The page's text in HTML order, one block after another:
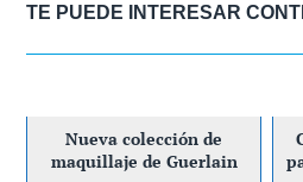
TE PUEDE INTERESAR
Nueva colección de
maquillaje de Guerlain